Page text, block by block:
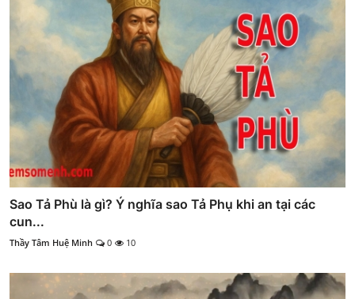
Sao Tả Phù là gì? Ý nghĩa sao Tả Phụ khi an tại các
cun...
Thầy Tâm Huệ Minh 0 10